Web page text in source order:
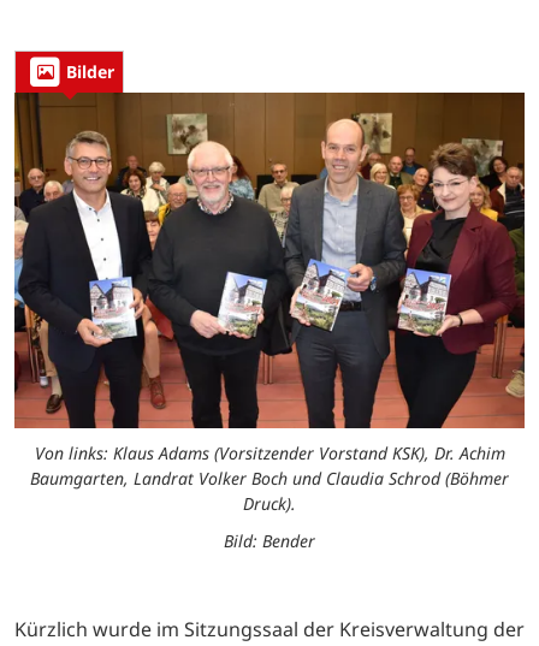
Bilder
Von links: Klaus Adams (Vorsitzender Vorstand KSK), Dr. Achim
Baumgarten, Landrat Volker Boch und Claudia Schrod (Böhmer
Druck).
Bild: Bender
Kürzlich wurde im Sitzungssaal der Kreisverwaltung der